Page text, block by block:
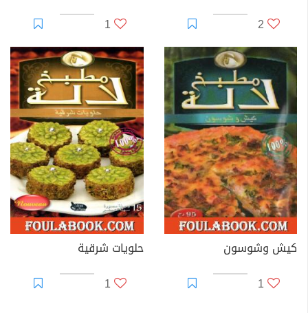
2
1
كيش وشوسون
1
حلويات شرقية
1